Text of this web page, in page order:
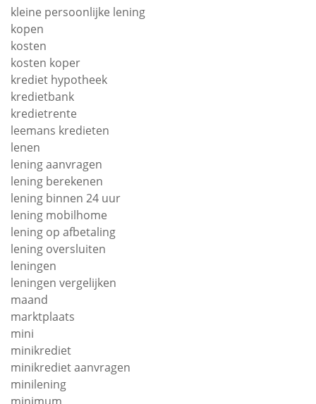
kleine persoonlijke lening
kopen
kosten
kosten koper
krediet hypotheek
kredietbank
kredietrente
leemans kredieten
lenen
lening aanvragen
lening berekenen
lening binnen 24 uur
lening mobilhome
lening op afbetaling
lening oversluiten
leningen
leningen vergelijken
maand
marktplaats
mini
minikrediet
minikrediet aanvragen
minilening
minimum